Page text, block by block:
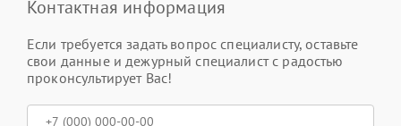
Контактная информация
Если требуется задать вопрос специалисту, оставьте
свои данные и дежурный специалист с радостью
проконсультирует Вас!